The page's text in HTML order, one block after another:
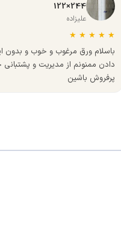
244×122
علیزاده
★
★
★
★
★
باسلام ورق مرغوب و خوب و بدون
دادن ممنونم از مدیریت و
پرفروش باشین